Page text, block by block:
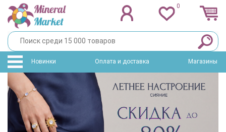
0
Новинки Оплата и доставка Магазины